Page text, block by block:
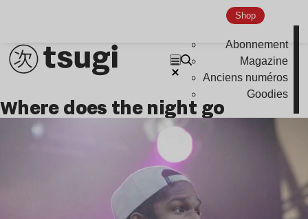
Shop
Abonnement
Magazine
Anciens numéros
Goodies
where does the night go